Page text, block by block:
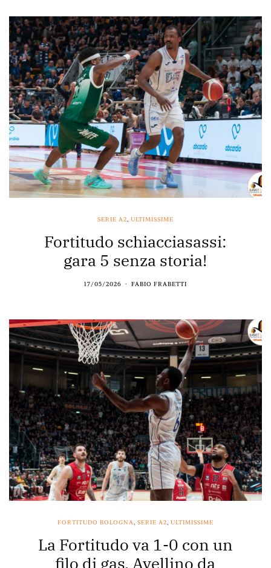
SERIE A2, ULTIMISSIME
Fortitudo schiacciasassi:
gara 5 senza storia!
17/05/2026 FABIO FRABETTI
FORTITUDO BOLOGNA, SERIE A2, ULTIMISSIME
La Fortitudo va 1-0 con un
filo di gas. Avellino da